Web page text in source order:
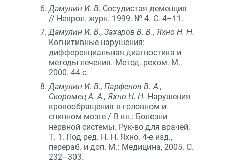
Дамулин И. В. Сосудистая деменция
// Неврол. журн. 1999. № 4. С. 4–11.
Дамулин И. В., Захаров В. В., Яхно Н. Н.
Когнитивные нарушения:
дифференциальная диагностика и
методы лечения. Метод. реком. М.,
2000. 44 с.
Дамулин И. В., Парфенов В. А.,
Скоромец А. А., Яхно Н. Н. Нарушения
кровообращения в головном и
спинном мозге / В кн.: Болезни
нервной системы. Рук-во для врачей.
Т. 1. Под ред. Н. Н. Яхно. 4-е изд.,
перераб. и доп. М.: Медицина, 2005. С.
232–303.